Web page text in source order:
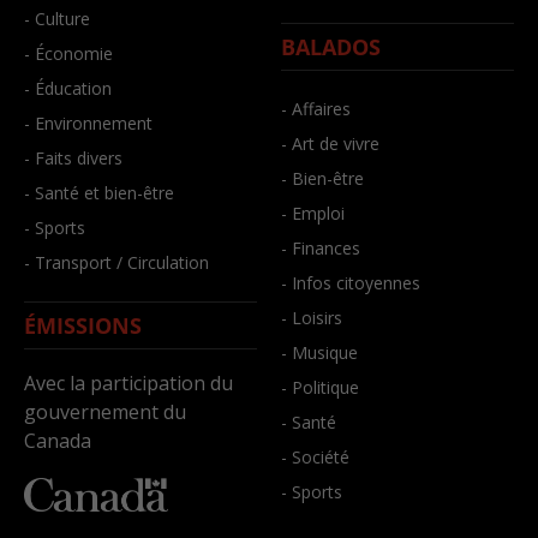
- Culture
- Économie
- Éducation
- Environnement
- Faits divers
- Santé et bien-être
- Sports
- Transport / Circulation
ÉMISSIONS
Avec la participation du
gouvernement du
Canada
BALADOS
- Affaires
- Art de vivre
- Bien-être
- Emploi
- Finances
- Infos citoyennes
- Loisirs
- Musique
- Politique
- Santé
- Société
- Sports